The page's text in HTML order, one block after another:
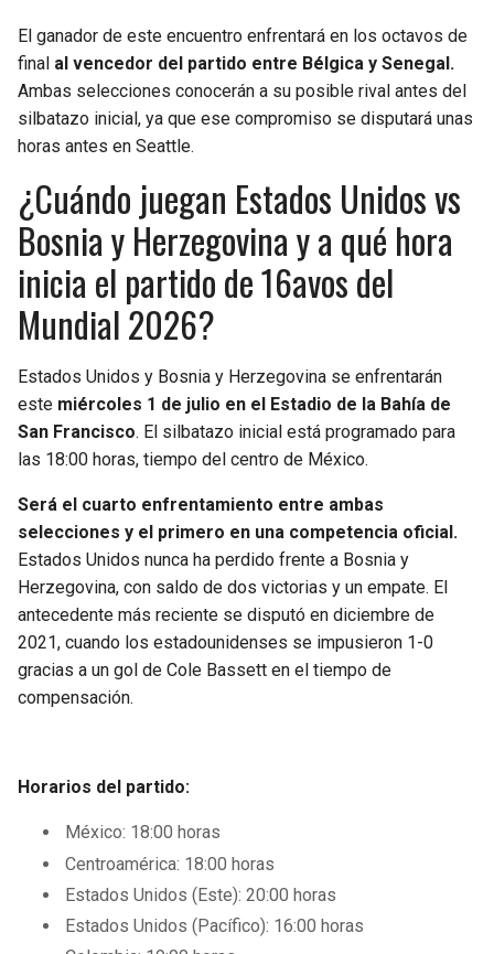
El ganador de este encuentro enfrentará en los octavos de
final al vencedor del partido entre Bélgica y Senegal.
Ambas selecciones conocerán a su posible rival antes del
silbatazo inicial, ya que ese compromiso se disputará unas
horas antes en Seattle.
¿Cuándo juegan Estados Unidos vs
Bosnia y Herzegovina y a qué hora
inicia el partido de 16avos del
Mundial 2026?
Estados Unidos y Bosnia y Herzegovina se enfrentarán
este miércoles 1 de julio en el Estadio de la Bahía de
San Francisco. El silbatazo inicial está programado para
las 18:00 horas, tiempo del centro de México.
Será el cuarto enfrentamiento entre ambas
selecciones y el primero en una competencia oficial.
Estados Unidos nunca ha perdido frente a Bosnia y
Herzegovina, con saldo de dos victorias y un empate. El
antecedente más reciente se disputó en diciembre de
2021, cuando los estadounidenses se impusieron 1-0
gracias a un gol de Cole Bassett en el tiempo de
compensación.
Horarios del partido:
México: 18:00 horas
Centroamérica: 18:00 horas
Estados Unidos (Este): 20:00 horas
Estados Unidos (Pacífico): 16:00 horas